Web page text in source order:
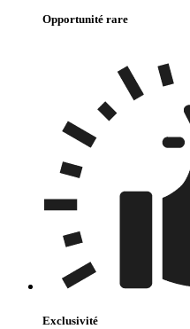
Opportunité rare
Exclusivité